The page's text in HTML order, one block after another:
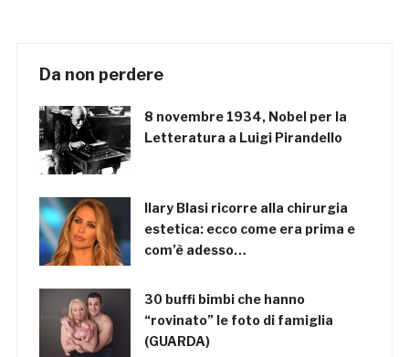
Da non perdere
8 novembre 1934, Nobel per la
Letteratura a Luigi Pirandello
Ilary Blasi ricorre alla chirurgia
estetica: ecco come era prima e
com’è adesso…
30 buffi bimbi che hanno
“rovinato” le foto di famiglia
(GUARDA)